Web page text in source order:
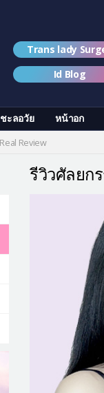
ชะลอวัย หน้าอก
Trans lady
Id Blog
Review
รีวิวศัลยก